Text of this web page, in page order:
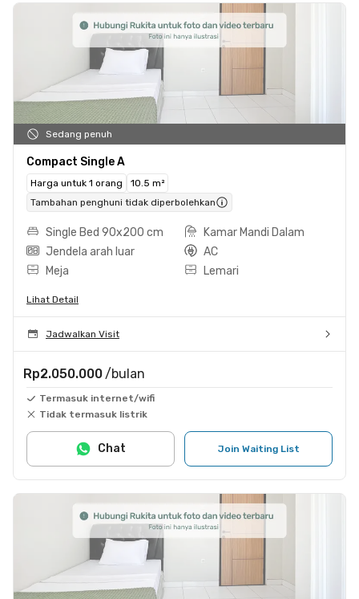
Sedang penuh
Compact Single A
Harga untuk 1 orang
10.5 m²
Tambahan penghuni tidak diperbolehkan
Single Bed 90x200 cm
Kamar Mandi Dalam
Jendela arah luar
AC
Meja
Lemari
Lihat Detail
Jadwalkan Visit
Rp2.050.000 /bulan
Termasuk internet/wifi
Tidak termasuk listrik
Join Waiting List
Chat